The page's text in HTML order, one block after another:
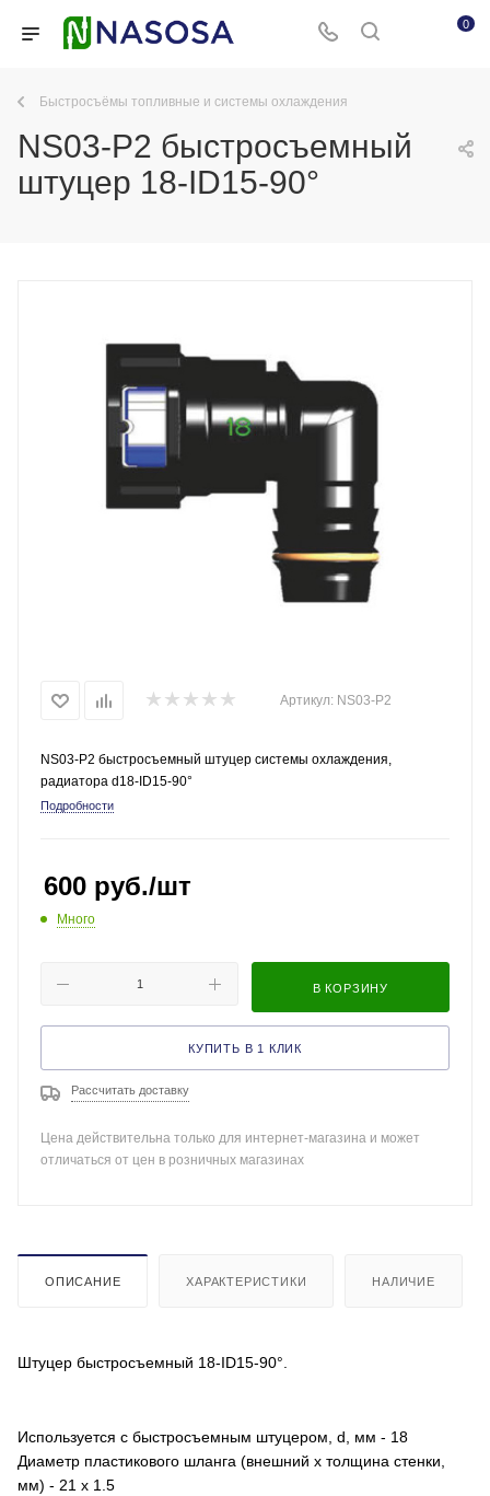
0
Быстросъёмы топливные и системы охлаждения
NS03-P2 быстросъемный
штуцер 18-ID15-90°
Артикул: NS03-P2
NS03-P2 быстросъемный штуцер системы охлаждения,
радиатора d18-ID15-90°
Подробности
600 руб./шт
Много
В КОРЗИНУ
КУПИТЬ В 1 КЛИК
Рассчитать доставку
Цена действительна только для интернет-магазина и может
отличаться от цен в розничных магазинах
ОПИСАНИЕ ХАРАКТЕРИСТИКИ НАЛИЧИЕ
Штуцер быстросъемный 18-ID15-90°.
Используется с быстросъемным штуцером, d, мм - 18
Диаметр пластикового шланга (внешний х толщина стенки,
мм) - 21 х 1.5